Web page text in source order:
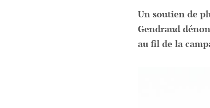
Un soutien de
Gendraud
au fil de la